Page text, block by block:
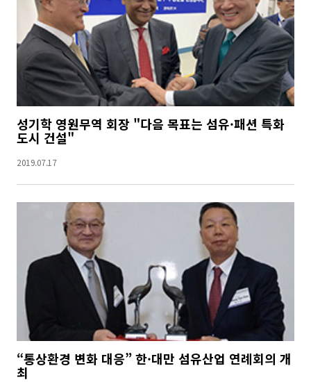
성기학 영원무역 회장 "다음 목표는 섬유·패션 특화
도시 건설"
2019.07.17
“통상환경 변화 대응” 한·대만 섬유산업 연례회의 개
최